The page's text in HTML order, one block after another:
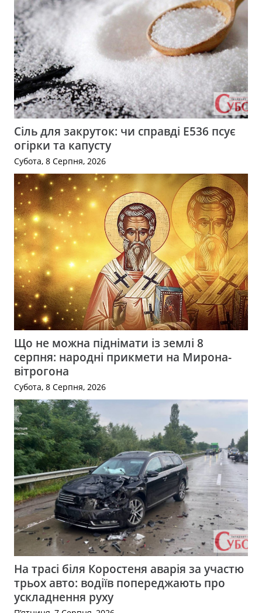
Сіль для закруток: чи справді Е536 псує
огірки та капусту
Субота, 8 Серпня, 2026
Що не можна піднімати із землі 8
серпня: народні прикмети на Мирона-
вітрогона
Субота, 8 Серпня, 2026
На трасі біля Коростеня аварія за участю
трьох авто: водіїв попереджають про
ускладнення руху